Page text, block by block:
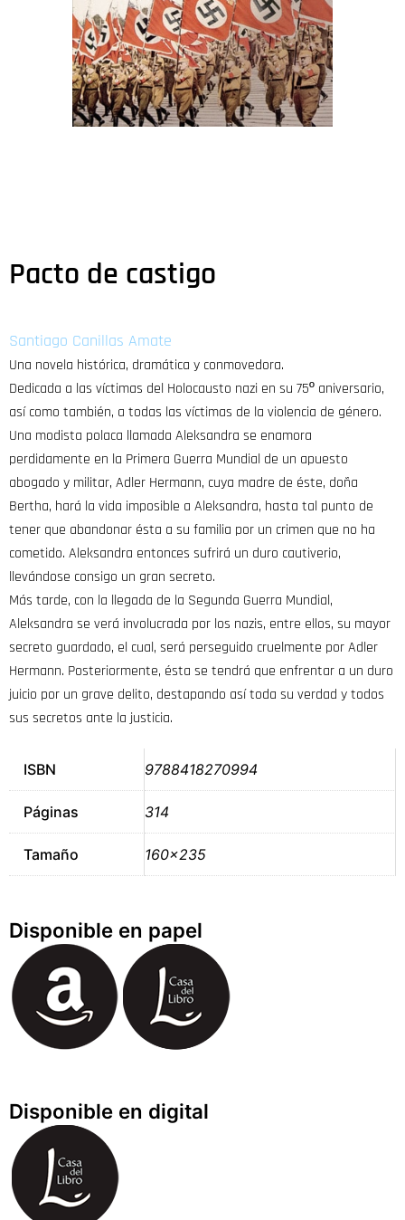
Pacto de castigo
Santiago Canillas Amate
Una novela histórica, dramática y conmovedora.
Dedicada a las víctimas del Holocausto nazi en su 75º aniversario,
así como también, a todas las víctimas de la violencia de género.
Una modista polaca llamada Aleksandra se enamora
perdidamente en la Primera Guerra Mundial de un apuesto
abogado y militar, Adler Hermann, cuya madre de éste, doña
Bertha, hará la vida imposible a Aleksandra, hasta tal punto de
tener que abandonar ésta a su familia por un crimen que no ha
cometido. Aleksandra entonces sufrirá un duro cautiverio,
llevándose consigo un gran secreto.
Más tarde, con la llegada de la Segunda Guerra Mundial,
Aleksandra se verá involucrada por los nazis, entre ellos, su mayor
secreto guardado, el cual, será perseguido cruelmente por Adler
Hermann. Posteriormente, ésta se tendrá que enfrentar a un duro
juicio por un grave delito, destapando así toda su verdad y todos
sus secretos ante la justicia.
ISBN 9788418270994
Páginas 314
Tamaño 160×235
Disponible en papel
Disponible en digital